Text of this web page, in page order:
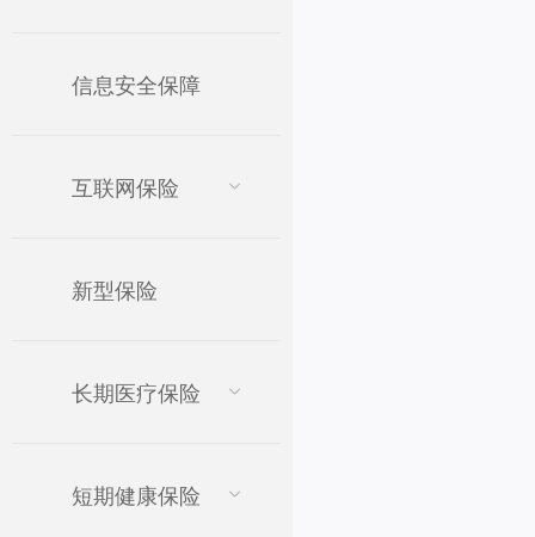
信息安全保障
互联网保险
新型保险
长期医疗保险
短期健康保险